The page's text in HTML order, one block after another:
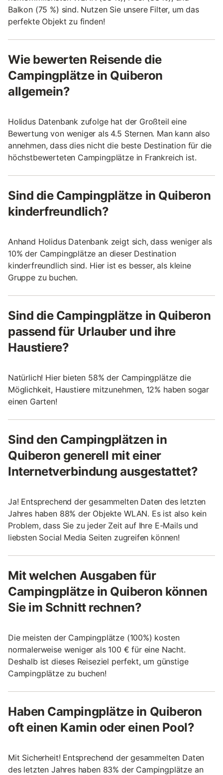
Balkon (75 %) sind. Nutzen Sie unsere Filter, um das
perfekte Objekt zu finden!
Wie bewerten Reisende die
Campingplätze in Quiberon
allgemein?
Holidus Datenbank zufolge hat der Großteil eine
Bewertung von weniger als 4.5 Sternen. Man kann also
annehmen, dass dies nicht die beste Destination für die
höchstbewerteten Campingplätze in Frankreich ist.
Sind die Campingplätze in Quiberon
kinderfreundlich?
Anhand Holidus Datenbank zeigt sich, dass weniger als
10% der Campingplätze an dieser Destination
kinderfreundlich sind. Hier ist es besser, als kleine
Gruppe zu buchen.
Sind die Campingplätze in Quiberon
passend für Urlauber und ihre
Haustiere?
Natürlich! Hier bieten 58% der Campingplätze die
Möglichkeit, Haustiere mitzunehmen, 12% haben sogar
einen Garten!
Sind den Campingplätzen in
Quiberon generell mit einer
Internetverbindung ausgestattet?
Ja! Entsprechend der gesammelten Daten des letzten
Jahres haben 88% der Objekte WLAN. Es ist also kein
Problem, dass Sie zu jeder Zeit auf Ihre E-Mails und
liebsten Social Media Seiten zugreifen können!
Mit welchen Ausgaben für
Campingplätze in Quiberon können
Sie im Schnitt rechnen?
Die meisten der Campingplätze (100%) kosten
normalerweise weniger als 100 € für eine Nacht.
Deshalb ist dieses Reiseziel perfekt, um günstige
Campingplätze zu buchen!
Haben Campingplätze in Quiberon
oft einen Kamin oder einen Pool?
Mit Sicherheit! Entsprechend der gesammelten Daten
des letzten Jahres haben 83% der Campingplätze an